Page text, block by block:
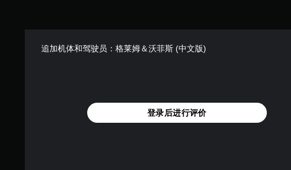
追加机体和驾驶员：格莱姆＆沃菲斯 (中文版)
登录后进行评价